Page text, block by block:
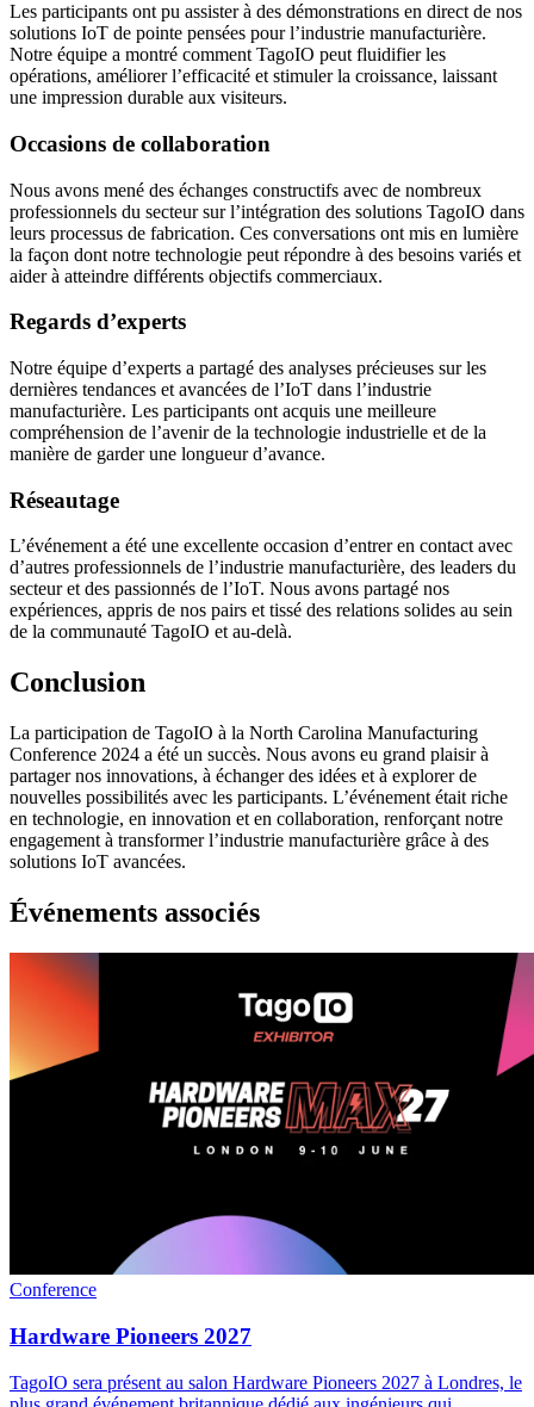
Les participants ont pu assister à des démonstrations en direct de nos
solutions IoT de pointe pensées pour l’industrie manufacturière.
Notre équipe a montré comment TagoIO peut fluidifier les
opérations, améliorer l’efficacité et stimuler la croissance, laissant
une impression durable aux visiteurs.
Occasions de collaboration
Nous avons mené des échanges constructifs avec de nombreux
professionnels du secteur sur l’intégration des solutions TagoIO dans
leurs processus de fabrication. Ces conversations ont mis en lumière
la façon dont notre technologie peut répondre à des besoins variés et
aider à atteindre différents objectifs commerciaux.
Regards d’experts
Notre équipe d’experts a partagé des analyses précieuses sur les
dernières tendances et avancées de l’IoT dans l’industrie
manufacturière. Les participants ont acquis une meilleure
compréhension de l’avenir de la technologie industrielle et de la
manière de garder une longueur d’avance.
Réseautage
L’événement a été une excellente occasion d’entrer en contact avec
d’autres professionnels de l’industrie manufacturière, des leaders du
secteur et des passionnés de l’IoT. Nous avons partagé nos
expériences, appris de nos pairs et tissé des relations solides au sein
de la communauté TagoIO et au-delà.
Conclusion
La participation de TagoIO à la North Carolina Manufacturing
Conference 2024 a été un succès. Nous avons eu grand plaisir à
partager nos innovations, à échanger des idées et à explorer de
nouvelles possibilités avec les participants. L’événement était riche
en technologie, en innovation et en collaboration, renforçant notre
engagement à transformer l’industrie manufacturière grâce à des
solutions IoT avancées.
Événements associés
Conference
Hardware Pioneers 2027
TagoIO sera présent au salon Hardware Pioneers 2027 à Londres, le